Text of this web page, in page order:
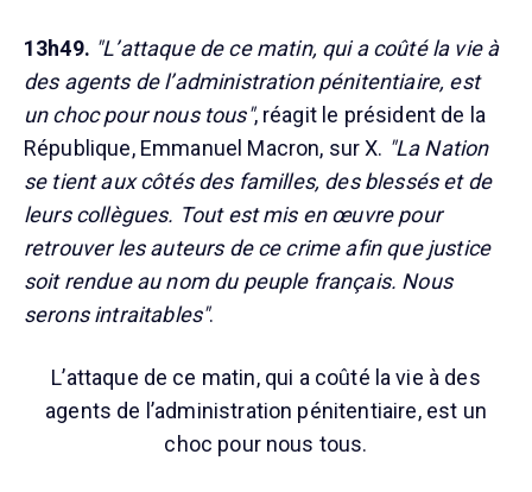
13h49. "L’attaque de ce matin, qui a coûté la vie à
des agents de l’administration pénitentiaire, est
un choc pour nous tous", réagit le président de la
République, Emmanuel Macron, sur X. "La Nation
se tient aux côtés des familles, des blessés et de
leurs collègues. Tout est mis en œuvre pour
retrouver les auteurs de ce crime afin que justice
soit rendue au nom du peuple français. Nous
serons intraitables".
L’attaque de ce matin, qui a coûté la vie à des
agents de l’administration pénitentiaire, est un
choc pour nous tous.